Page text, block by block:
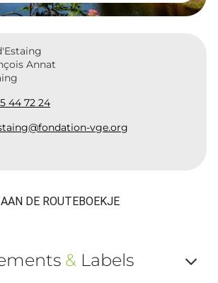
Annat
44 72 24
vge.org
DE ROUTEBOEKJE
&Labels